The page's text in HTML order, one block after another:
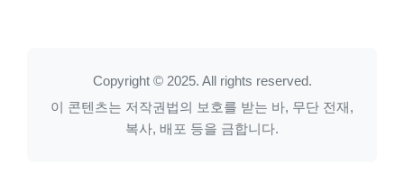
Copyright © 2025. All rights reserved.
이 콘텐츠는 저작권법의 보호를 받는 바, 무단 전재,
복사, 배포 등을 금합니다.